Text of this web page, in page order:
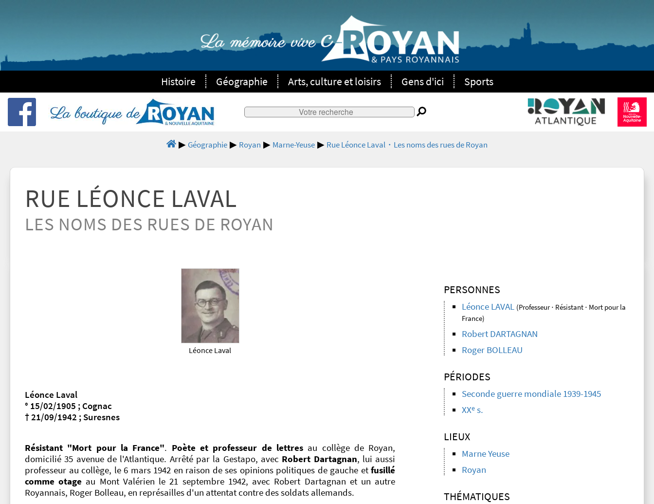
Histoire Géographie Arts, culture et loisirs Gens d'ici Sports
Géographie Royan Marne-Yeuse Rue Léonce Laval・Les noms des rues de Royan
RUE LÉONCE LAVAL
LES NOMS DES RUES DE ROYAN
Léonce Laval
Léonce Laval
° 15/02/1905 ; Cognac
† 21/09/1942 ; Suresnes
Résistant "Mort pour la France". Poète et professeur de lettres au collège de Royan,
domicilié 35 avenue de l'Atlantique. Arrêté par la Gestapo, avec Robert Dartagnan, lui aussi
professeur au collège, le 6 mars 1942 en raison de ses opinions politiques de gauche etfusillé
comme otage au Mont Valérien le 21 septembre 1942, avec Robert Dartagnan et un autre
Royannais, Roger Bolleau, en représailles d'un attentat contre des soldats allemands.
PERSONNES
Léonce LAVAL (Professeur ⋅ Résistant ⋅ Mort pour la
France)
Robert DARTAGNAN
Roger BOLLEAU
PÉRIODES
Seconde guerre mondiale 1939-1945
XXe s.
LIEUX
Marne Yeuse
Royan
THÉMATIQUES